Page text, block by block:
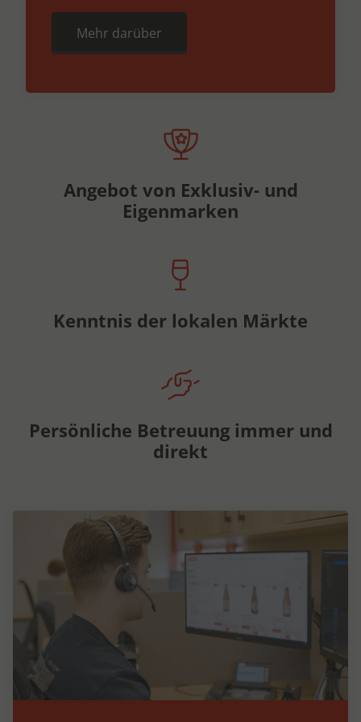
Mehr darüber
Angebot von Exklusiv- und
Eigenmarken
Kenntnis der lokalen Märkte
Persönliche Betreuung immer und
direkt